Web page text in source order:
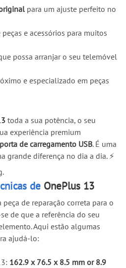
para um ajuste perfeito no
e acessórios para muitos
possa arranjar o seu telemóvel
e especializado em peças
toda a sua potência, o seu
experiência premium
porta de carregamento USB. É uma
grande diferença no dia a dia. ⚡
de OnePlus 13
de reparação correta para o
de que a referência do seu
Aqui estão algumas
ajudá-lo:
162.9 x 76.5 x 8.5 mm or 8.9